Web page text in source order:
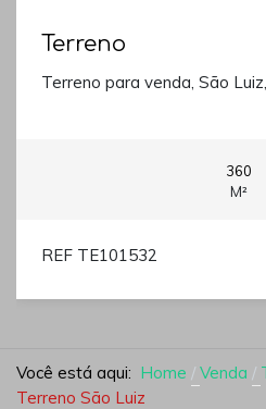
Terreno
Terreno para venda, São
360
M²
REF TE101532
Você está aqui: Home Venda
Terreno São Luiz